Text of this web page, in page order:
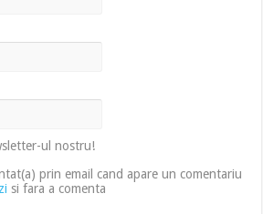
ul nostru!
prin email cand apare un comentariu
si fara a comenta